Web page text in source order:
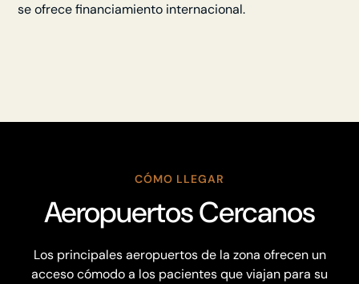
se ofrece financiamiento internacional.
CÓMO LLEGAR
Aeropuertos Cercanos
Los principales aeropuertos de la zona ofrecen un
acceso cómodo a los pacientes que viajan para su